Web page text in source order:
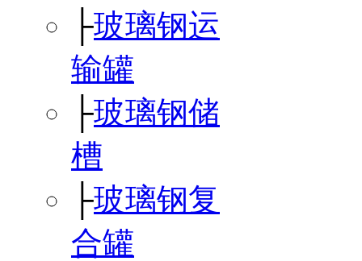
├玻璃钢运
输罐
├玻璃钢储
槽
├玻璃钢复
合罐